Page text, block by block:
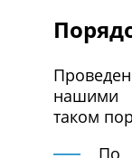
нашими
таком
По